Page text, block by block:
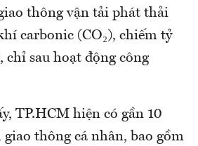
thông vận tải phát thải
carbonic (CO₂), chiếm tỷ
sau hoạt động công
TP.HCM hiện có gần 10
thông cá nhân, bao gồm